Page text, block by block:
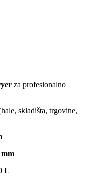
za profesionalno
skladišta, trgovine,
mm
L